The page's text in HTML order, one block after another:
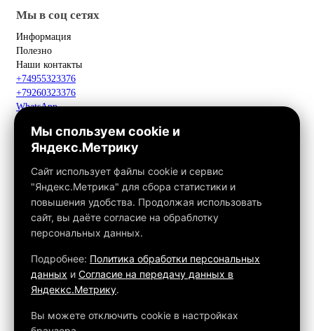
Мы в соц сетях
Информация
Полезно
Наши контакты
+74955323376
+79260323376
WhatsApp
Макс
info@fox-kamin.ru
Наш адрес
Московская область, г. Павловский Посад, дер. Фатеево, д. 3П,
Работаем с 10:00 до 18:00
Связаться с нами
Обращаем ваше внимание на то, что данный интернет-сайт, а
также вся информация о товарах и ценах, предоставленная на
нём, носит исключительно информационный характер и ни при
Мы спользуем cookie и
Яндекс.Метрику
Сайт использует файлы cookie и сервис
"Яндекс.Метрика" для сбора статистики и
повышения удобства. Продолжая использовать
сайт, вы даёте согласие на обраблотку
персональных данных.
Подробнее: Политика обработки персональных
данных и Согласие на передачу данных в
Яндеккс.Метрику.
Вы можете отключить cookie в настройках